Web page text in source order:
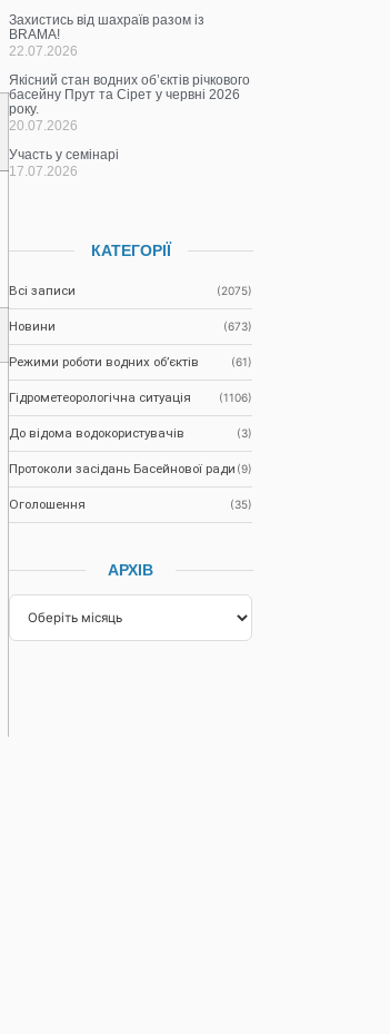
Захистись від шахраїв разом із
BRAMA!
22.07.2026
Якісний стан водних об’єктів річкового
басейну Прут та Сірет у червні 2026
року.
20.07.2026
Участь у семінарі
17.07.2026
КАТЕГОРІЇ
Всі записи (2075)
Новини (673)
Режими роботи водних об’єктів (61)
Гідрометеорологічна ситуація (1106)
До відома водокористувачів (3)
Протоколи засідань Басейнової ради (9)
Оголошення (35)
АРХІВ